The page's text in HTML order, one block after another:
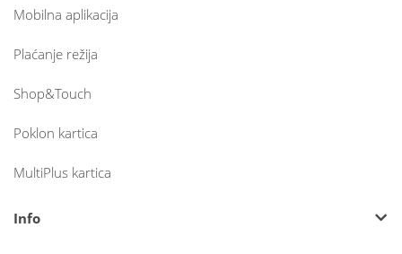
Mobilna aplikacija
Plaćanje režija
Shop&Touch
Poklon kartica
MultiPlus kartica
Info